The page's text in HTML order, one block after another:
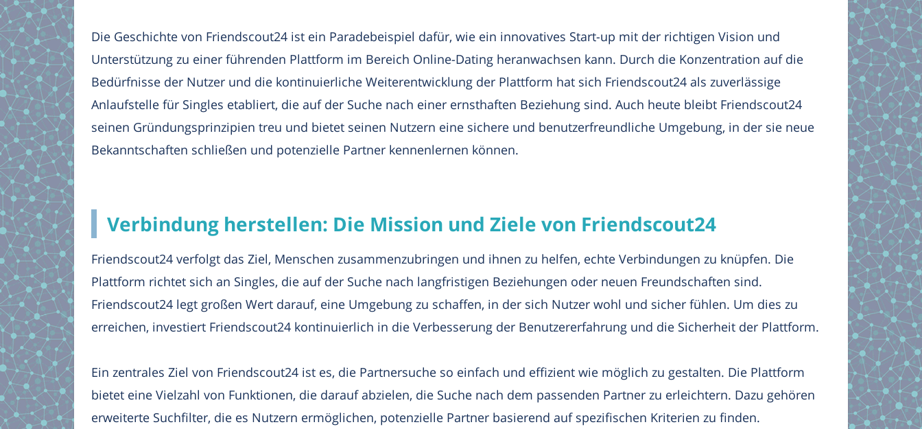
Die Geschichte von Friendscout24 ist ein Paradebeispiel dafür, wie ein innovatives Start-up mit der richtigen Vision und
Unterstützung zu einer führenden Plattform im Bereich Online-Dating heranwachsen kann. Durch die Konzentration auf die
Bedürfnisse der Nutzer und die kontinuierliche Weiterentwicklung der Plattform hat sich Friendscout24 als zuverlässige
Anlaufstelle für Singles etabliert, die auf der Suche nach einer ernsthaften Beziehung sind. Auch heute bleibt Friendscout24
seinen Gründungsprinzipien treu und bietet seinen Nutzern eine sichere und benutzerfreundliche Umgebung, in der sie neue
Bekanntschaften schließen und potenzielle Partner kennenlernen können.
Verbindung herstellen: Die Mission und Ziele von Friendscout24
Friendscout24 verfolgt das Ziel, Menschen zusammenzubringen und ihnen zu helfen, echte Verbindungen zu knüpfen. Die
Plattform richtet sich an Singles, die auf der Suche nach langfristigen Beziehungen oder neuen Freundschaften sind.
Friendscout24 legt großen Wert darauf, eine Umgebung zu schaffen, in der sich Nutzer wohl und sicher fühlen. Um dies zu
erreichen, investiert Friendscout24 kontinuierlich in die Verbesserung der Benutzererfahrung und die Sicherheit der Plattform.
Ein zentrales Ziel von Friendscout24 ist es, die Partnersuche so einfach und effizient wie möglich zu gestalten. Die Plattform
bietet eine Vielzahl von Funktionen, die darauf abzielen, die Suche nach dem passenden Partner zu erleichtern. Dazu gehören
erweiterte Suchfilter, die es Nutzern ermöglichen, potenzielle Partner basierend auf spezifischen Kriterien zu finden.